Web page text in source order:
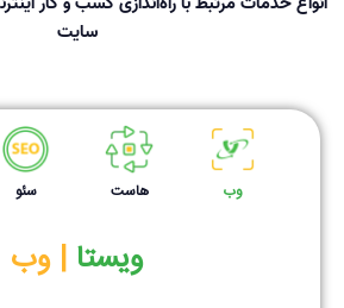
سایت
وب هاست سئو
ویستا ‌ | وب